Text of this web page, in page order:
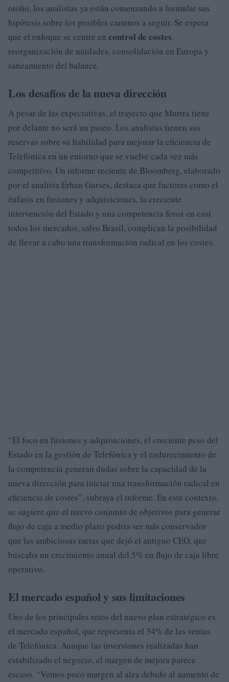
otoño, los analistas ya están comenzando a formular sus
hipótesis sobre los posibles caminos a seguir. Se espera
que el enfoque se centre en control de costes,
reorganización de unidades, consolidación en Europa y
saneamiento del balance.
Los desafíos de la nueva dirección
A pesar de las expectativas, el trayecto que Murtra tiene
por delante no será un paseo. Los analistas tienen sus
reservas sobre su habilidad para mejorar la eficiencia de
Telefónica en un entorno que se vuelve cada vez más
competitivo. Un informe reciente de Bloomberg, elaborado
por el analista Erhan Gurses, destaca que factores como el
énfasis en fusiones y adquisiciones, la creciente
intervención del Estado y una competencia feroz en casi
todos los mercados, salvo Brasil, complican la posibilidad
de llevar a cabo una transformación radical en los costes.
“El foco en fusiones y adquisiciones, el creciente peso del
Estado en la gestión de Telefónica y el endurecimiento de
la competencia generan dudas sobre la capacidad de la
nueva dirección para iniciar una transformación radical en
eficiencia de costes”, subraya el informe. En este contexto,
se sugiere que el nuevo conjunto de objetivos para generar
flujo de caja a medio plazo podría ser más conservador
que las ambiciosas metas que dejó el antiguo CEO, que
buscaba un crecimiento anual del 5% en flujo de caja libre
operativo.
El mercado español y sus limitaciones
Uno de los principales retos del nuevo plan estratégico es
el mercado español, que representa el 34% de las ventas
de Telefónica. Aunque las inversiones realizadas han
estabilizado el negocio, el margen de mejora parece
escaso. “Vemos poco margen al alza debido al aumento de